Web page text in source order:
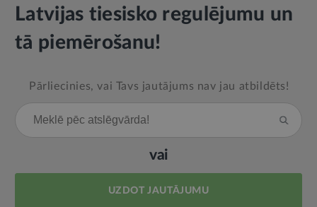
Latvijas tiesisko regulējumu un
tā piemērošanu!
Pārliecinies, vai Tavs jautājums nav jau atbildēts!
vai
UZDOT JAUTĀJUMU